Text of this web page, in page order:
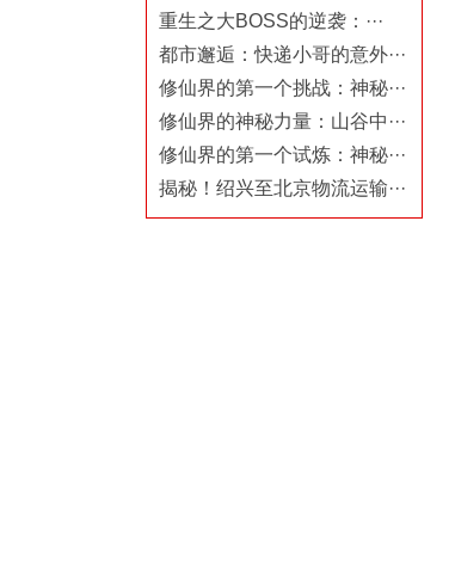
重生之大BOSS的逆袭：···
都市邂逅：快递小哥的意外···
修仙界的第一个挑战：神秘···
修仙界的神秘力量：山谷中···
修仙界的第一个试炼：神秘···
揭秘！绍兴至北京物流运输···